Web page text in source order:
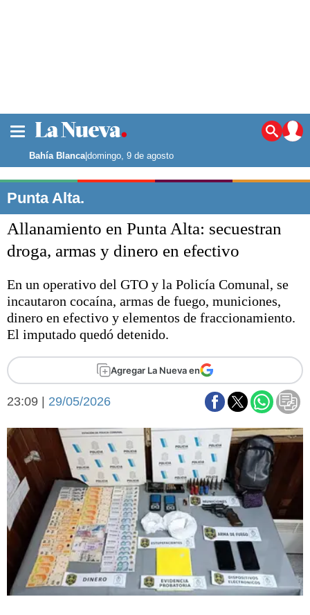
Noticias
La ciudad
Punta Alta
El mundo
Deportes
Escenario Olímpico
Liga del Sur
Básquetbol
Fútbol
Federal A
Arte y cultura
Aplausos
Economía y finanzas
Con el campo
Espacio empresas
Sociedad y tiempo
libre
Sociedad
Tecnología
Turismo
Salud
Es viral
El tiempo
Fúnebres
Bahía Blanca|domingo, 9 de agosto
Punta Alta.
Allanamiento en Punta Alta: secuestran
droga, armas y dinero en efectivo
En un operativo del GTO y la Policía Comunal, se
incautaron cocaína, armas de fuego, municiones,
dinero en efectivo y elementos de fraccionamiento.
El imputado quedó detenido.
Agregar La Nueva en
23:09 | 29/05/2026